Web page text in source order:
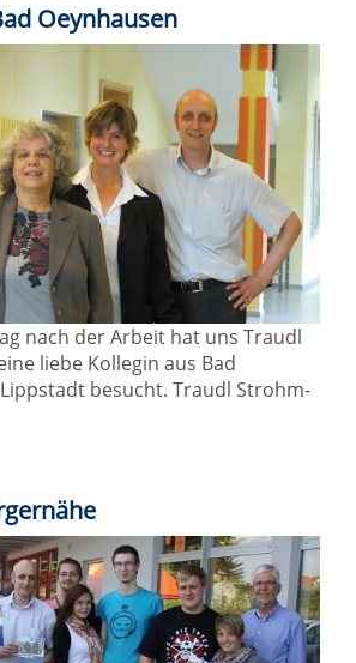
Oeynhausen
nach der Arbeit hat uns Traudl
liebe Kollegin aus Bad
besucht. Traudl Strohm-